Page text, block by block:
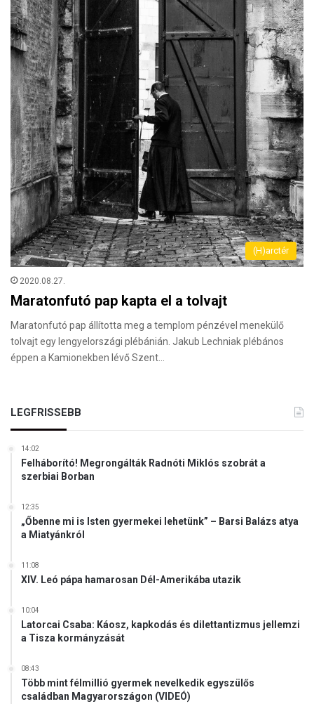
(H)arctér
2020.08.27.
Maratonfutó pap kapta el a tolvajt
Maratonfutó pap állította meg a templom pénzével menekülő
tolvajt egy lengyelországi plébánián. Jakub Lechniak plébános
éppen a Kamionekben lévő Szent…
LEGFRISSEBB
14:02
Felháborító! Megrongálták Radnóti Miklós szobrát a
szerbiai Borban
12:35
„Őbenne mi is Isten gyermekei lehetünk” – Barsi Balázs atya
a Miatyánkról
11:08
XIV. Leó pápa hamarosan Dél-Amerikába utazik
10:04
Latorcai Csaba: Káosz, kapkodás és dilettantizmus jellemzi
a Tisza kormányzását
08:43
Több mint félmillió gyermek nevelkedik egyszülős
családban Magyarországon (VIDEÓ)